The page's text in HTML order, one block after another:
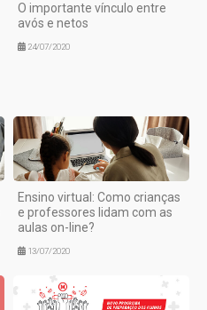
O importante vínculo entre
avós e netos
24/07/2020
Ensino virtual: Como crianças
e professores lidam com as
aulas on-line?
13/07/2020